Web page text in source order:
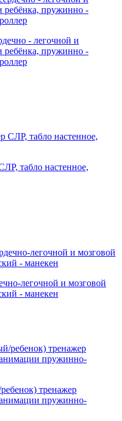
- легочной и
ребёнка, пружинно -
табло настенное,
легочной и мозговой
- манекен
тренажер
пружинно-